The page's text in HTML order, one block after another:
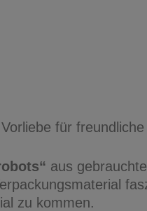
für
aus
zu kommen.